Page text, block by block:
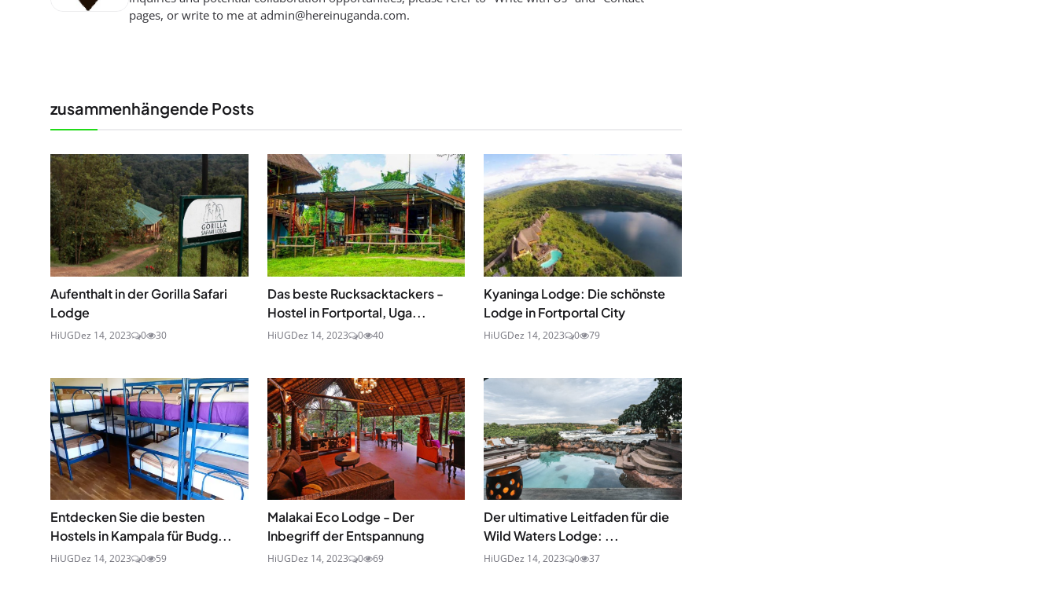
pages, or write to me at admin@hereinuganda.com.
zusammenhängende Posts
Aufenthalt in der Gorilla Safari
Lodge
HiUGDez 14, 2023 0 30
Das beste Rucksacktackers -
Hostel in Fortportal, Uga...
HiUGDez 14, 2023 0 40
Kyaninga Lodge: Die schönste
Lodge in Fortportal City
HiUGDez 14, 2023 0 79
Entdecken Sie die besten
Hostels in Kampala für Budg...
HiUGDez 14, 2023 0 59
Malakai Eco Lodge - Der
Inbegriff der Entspannung
HiUGDez 14, 2023 0 69
Der ultimative Leitfaden für die
Wild Waters Lodge: ...
HiUGDez 14, 2023 0 37